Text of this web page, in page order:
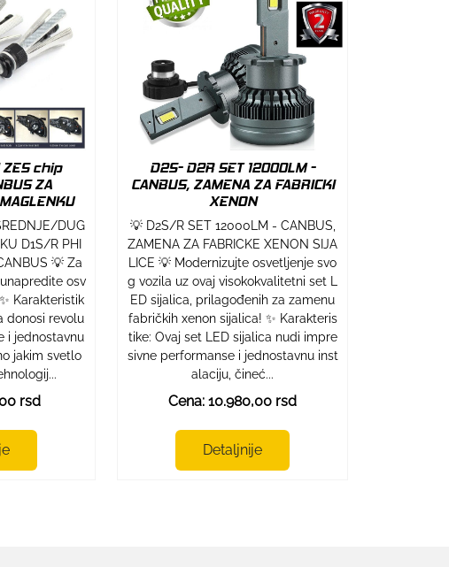
ZES chip
ZA
DUG
D1S/R PHI
💡 Za
osv
Karakteristik
donosi revolu
i jednostavnu
jakim svetlo
rsd
D2S- D2R SET 12000LM -
CANBUS, ZAMENA ZA FABRICKI
XENON
💡 D2S/R SET 12000LM - CANBUS,
ZAMENA ZA FABRICKE XENON SIJA
LICE 💡 Modernizujte osvetljenje svo
g vozila uz ovaj visokokvalitetni set L
ED sijalica, prilagođenih za zamenu
fabričkih xenon sijalica! ✨ Karakteris
tike: Ovaj set LED sijalica nudi impre
sivne performanse i jednostavnu inst
alaciju, čineć...
Cena: 10.980,00 rsd
Detaljnije